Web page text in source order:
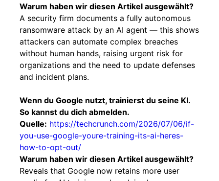
Warum haben wir diesen Artikel ausgewählt?
A security firm documents a fully autonomous
ransomware attack by an AI agent — this shows
attackers can automate complex breaches
without human hands, raising urgent risk for
organizations and the need to update defenses
and incident plans.
Wenn du Google nutzt, trainierst du seine KI.
So kannst du dich abmelden.
Quelle: https://techcrunch.com/2026/07/06/if-
you-use-google-youre-training-its-ai-heres-
how-to-opt-out/
Warum haben wir diesen Artikel ausgewählt?
Reveals that Google now retains more user